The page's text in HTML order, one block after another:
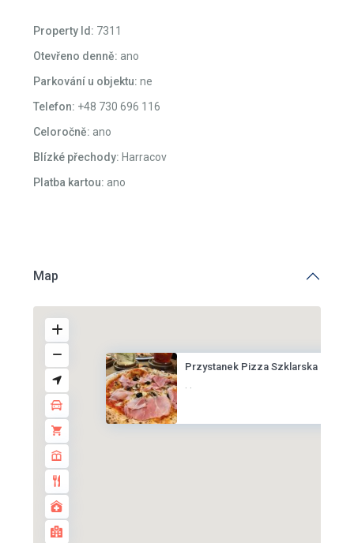
Property Id: 7311
Otevřeno denně: ano
Parkování u objektu: ne
Telefon: +48 730 696 116
Celoročně: ano
Blízké přechody: Harracov
Platba kartou: ano
Map
Przystanek Pizza Szklarska Por...
· ·